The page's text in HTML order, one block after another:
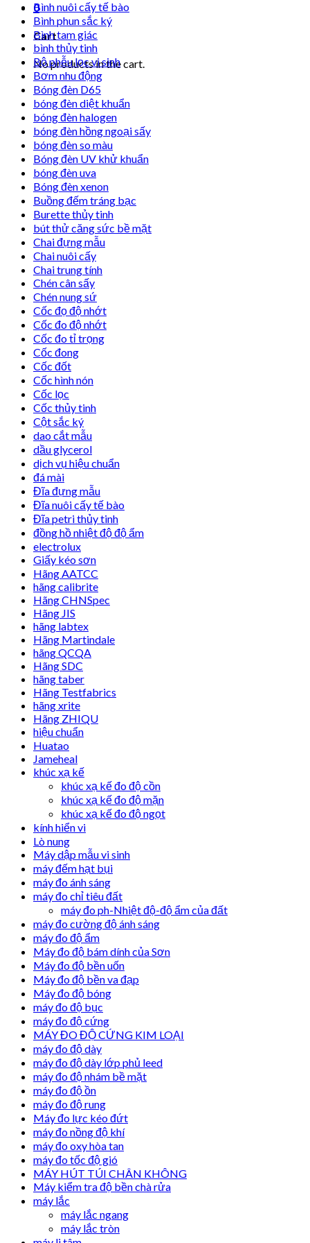
0
Cart
No products in the cart.
Bình nuôi cấy tế bào
Bình phun sắc ký
Bình tam giác
bình thủy tinh
Bộ phễu lọc vi sinh
Bơm nhu động
Bóng đèn D65
bóng đèn diệt khuẩn
bóng đèn halogen
bóng đèn hồng ngoại sấy
bóng đèn so màu
Bóng đèn UV khử khuẩn
bóng đèn uva
Bóng đèn xenon
Buồng đếm tráng bạc
Burette thủy tinh
bút thử căng sức bề mặt
Chai đựng mẫu
Chai nuôi cấy
Chai trung tính
Chén cân sấy
Chén nung sứ
Cốc đọ độ nhớt
Cốc đo độ nhớt
Cốc đo tỉ trọng
Cốc đong
Cốc đốt
Cốc hình nón
Cốc lọc
Cốc thủy tinh
Cột sắc ký
dao cắt mẫu
dầu glycerol
dịch vụ hiệu chuẩn
đá mài
Đĩa đựng mẫu
Đĩa nuôi cấy tế bào
Đĩa petri thủy tinh
đồng hồ nhiệt độ độ ẩm
electrolux
Giấy kéo sơn
Hãng AATCC
hãng calibrite
Hãng CHNSpec
Hãng JIS
hãng labtex
Hãng Martindale
hãng QCQA
Hãng SDC
hãng taber
Hãng Testfabrics
hãng xrite
Hãng ZHIQU
hiệu chuẩn
Huatao
Jameheal
khúc xạ kế
khúc xạ kế đo độ cồn
khúc xạ kế đo độ mặn
khúc xạ kế đo độ ngọt
kính hiển vi
Lò nung
Máy dập mẫu vi sinh
máy đếm hạt bụi
máy đo ánh sáng
máy đo chỉ tiêu đất
máy đo ph-Nhiệt độ-độ ẩm của đất
máy đo cường độ ánh sáng
máy đo độ ẩm
Máy đo độ bám dính của Sơn
Máy đo độ bền uốn
Máy đo độ bền va đạp
Máy đo độ bóng
máy đo độ bục
máy đo độ cứng
MÁY ĐO ĐỘ CỨNG KIM LOẠI
máy đo độ dày
máy đo độ dày lớp phủ leed
máy đo độ nhám bề mặt
máy đo độ ồn
máy đo độ rung
Máy đo lực kéo đứt
máy đo nồng độ khí
máy đo oxy hòa tan
máy đo tốc độ gió
MÁY HÚT TÚI CHÂN KHÔNG
Máy kiểm tra độ bền chà rửa
máy lắc
máy lắc ngang
máy lắc tròn